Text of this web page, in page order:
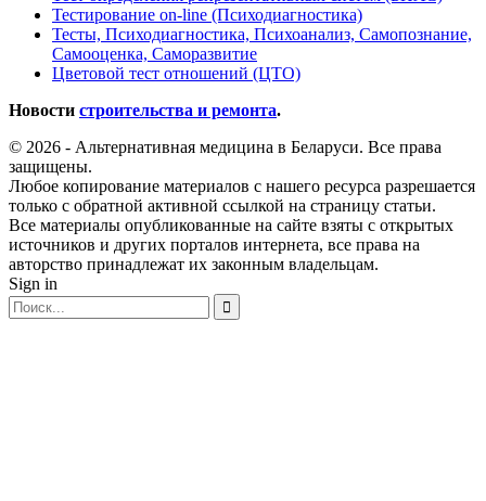
Тестирование on-line (Психодиагностика)
Тесты, Психодиагностика, Психоанализ, Самопознание,
Самооценка, Саморазвитие
Цветовой тест отношений (ЦТО)
Новости строительства и ремонта.
© 2026 - Альтернативная медицина в Беларуси. Все права
защищены.
Любое копирование материалов с нашего ресурса разрешается
только с обратной активной ссылкой на страницу статьи.
Все материалы опубликованные на сайте взяты с открытых
источников и других порталов интернета, все права на
авторство принадлежат их законным владельцам.
Sign in